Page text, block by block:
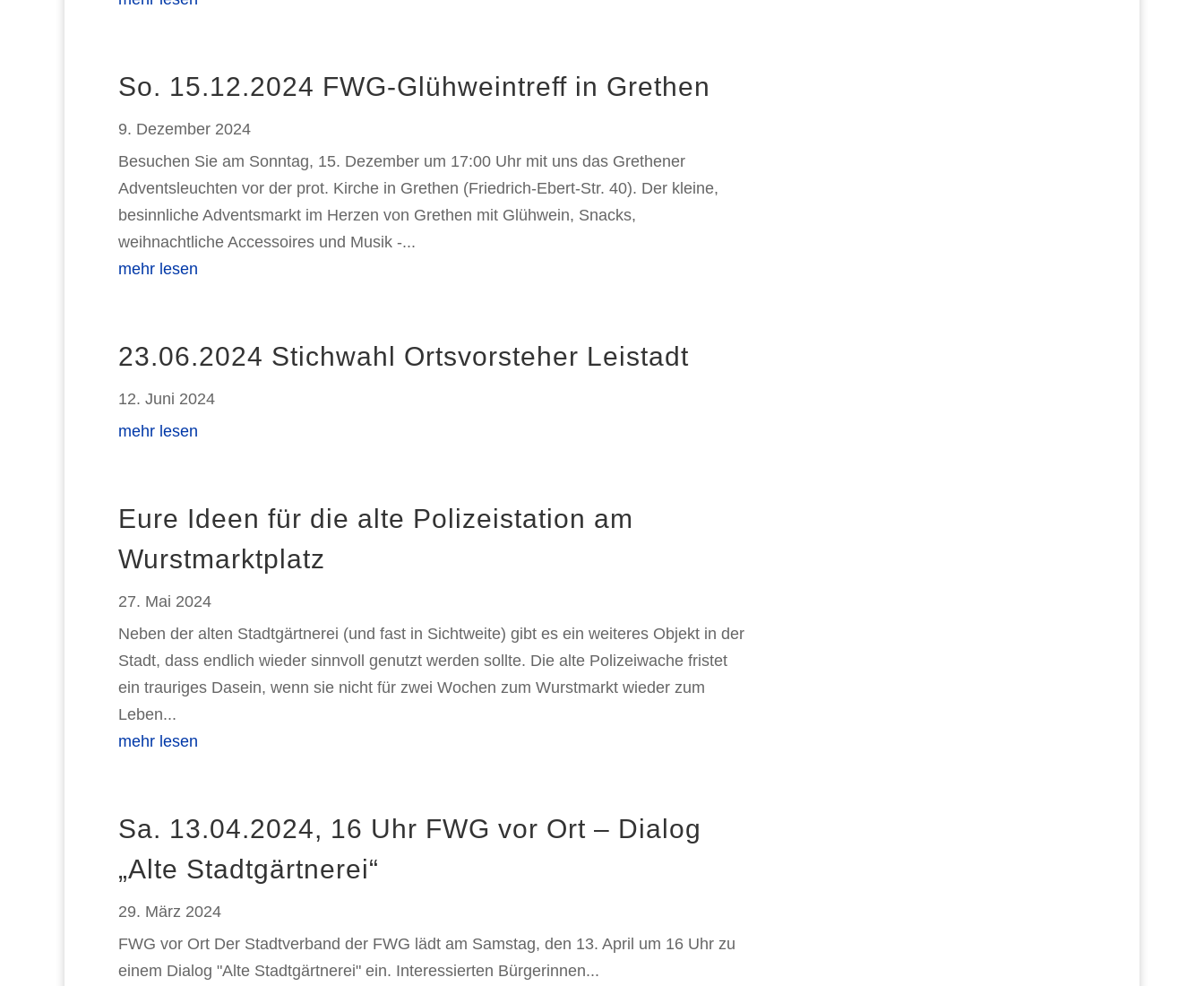
So. 15.12.2024 FWG-Glühweintreff in Grethen
9. Dezember 2024
Besuchen Sie am Sonntag, 15. Dezember um 17:00 Uhr mit uns das Grethener
Adventsleuchten vor der prot. Kirche in Grethen (Friedrich-Ebert-Str. 40). Der kleine,
besinnliche Adventsmarkt im Herzen von Grethen mit Glühwein, Snacks,
weihnachtliche Accessoires und Musik -...
mehr lesen
23.06.2024 Stichwahl Ortsvorsteher Leistadt
12. Juni 2024
mehr lesen
Eure Ideen für die alte Polizeistation am
Wurstmarktplatz
27. Mai 2024
Neben der alten Stadtgärtnerei (und fast in Sichtweite) gibt es ein weiteres Objekt in der
Stadt, dass endlich wieder sinnvoll genutzt werden sollte. Die alte Polizeiwache fristet
ein trauriges Dasein, wenn sie nicht für zwei Wochen zum Wurstmarkt wieder zum
Leben...
mehr lesen
Sa. 13.04.2024, 16 Uhr FWG vor Ort – Dialog
„Alte Stadtgärtnerei“
29. März 2024
FWG vor Ort Der Stadtverband der FWG lädt am Samstag, den 13. April um 16 Uhr zu
einem Dialog "Alte Stadtgärtnerei" ein. Interessierten Bürgerinnen...